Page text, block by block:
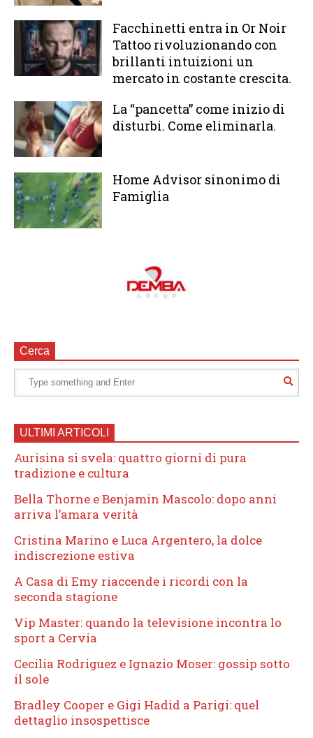
Facchinetti entra in Or Noir
Tattoo rivoluzionando con
brillanti intuizioni un
mercato in costante crescita.
La “pancetta” come inizio di
disturbi. Come eliminarla.
Home Advisor sinonimo di
Famiglia
Cerca
ULTIMI ARTICOLI
Aurisina si svela: quattro giorni di pura
tradizione e cultura
Bella Thorne e Benjamin Mascolo: dopo anni
arriva l’amara verità
Cristina Marino e Luca Argentero, la dolce
indiscrezione estiva
A Casa di Emy riaccende i ricordi con la
seconda stagione
Vip Master: quando la televisione incontra lo
sport a Cervia
Cecilia Rodriguez e Ignazio Moser: gossip sotto
il sole
Bradley Cooper e Gigi Hadid a Parigi: quel
dettaglio insospettisce